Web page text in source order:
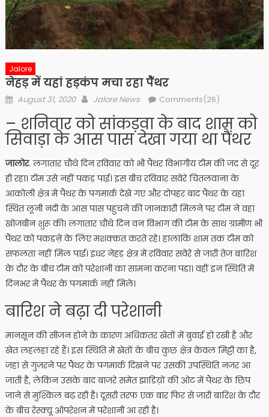
Jalore
नेहड़ में यहां हड़कंप मचा रहा पैंथर
Posted
August 31, 2020 Author
Jalore News Comments(26)
– शनिवार को सांकड़वा के बाद शाम को
सिवाड़ा के आस पास देखा गया था पैंथर
जालोर. लगातार चौथे दिन रविवार को भी पैंथर विभागीय टीम की जद से दूर
ही रहा। टीम उसे नहीं पकड़ पाई। इस बीच रविवार सवेरे चितलवाना के
आकोली क्षेत्र में पैंथर के पगमार्क देखे गए और दोपहर बाद पैंथर के यहां
स्थित लूनी नदी के आस पास पहुंचने की जानकारी मिलने पर टीम ने वहां
खोजबीन शुरू की। लगातार चौथे दिन वन विभाग की टीम के साथ ग्रामीण भी
पैंथर को पकडऩे के लिए मशक्कत करते रहे। हालांकि शाम तक टीम को
सफलता नहीं मिल पाई। इधर नेहड़ क्षेत्र में रविवार सवेरे से जारी तेज बारिश
के दौर के बीच टीम को परेशानी का सामना करना पड़ा। वहीं इन स्थिति में
दिनभर में पैंथर के पगमार्क नहीं मिले।
बारिश ने बढ़ा दी परेशानी
मानसून की सीजन होने के कारण अधिकतर खेतों में बुवाई हो रखी है और
खेत लहलहा रहे हैं। इस स्थिति में खेतों के बीच कुछ क्षेत्र केवल मिट्टी का है,
जहां से गुजरने पर पैंथर के पगमार्क दिखने पर उसकी उपस्थिति नजर आ
जाती है, लेकिन उसके बाद बाजरे समेत झाडिय़ों की ओट में पैंथर के छिप
जाने से मुश्किल बढ़ रही है। दूसरी तरफ एक बार फिर से जारी बारिश के दौर
के बीच रेस्क्यू ऑपरेशन में परेशानी आ रही है।